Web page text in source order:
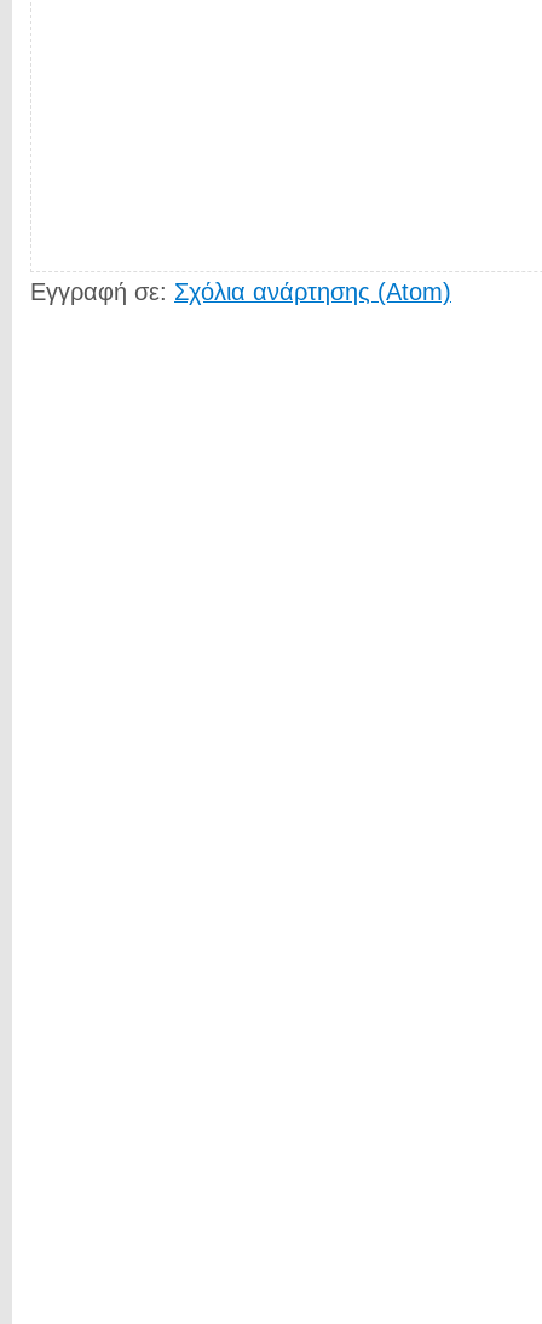
Εγγραφή σε: Σχόλια ανάρτησης (Atom)